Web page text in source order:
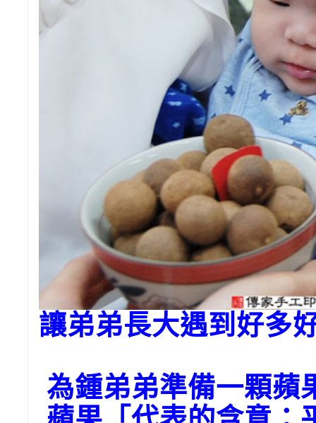
讓弟弟長大遇到好多
為鍾弟弟準備一顆蘋